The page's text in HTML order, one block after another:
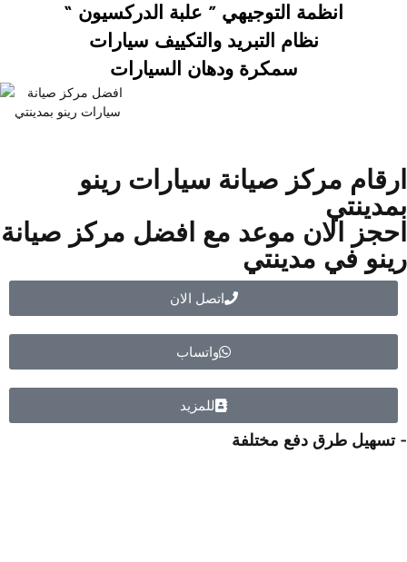
انظمة التوجيهي ” علبة الدركسيون “
نظام التبريد والتكييف سيارات
سمكرة ودهان السيارات
ارقام مركز صيانة سيارات رينو
بمدينتي
احجز الان موعد مع افضل مركز صيانة
رينو في مدينتي
اتصل الان
واتساب
للمزيد
- تسهيل طرق دفع مختلفة